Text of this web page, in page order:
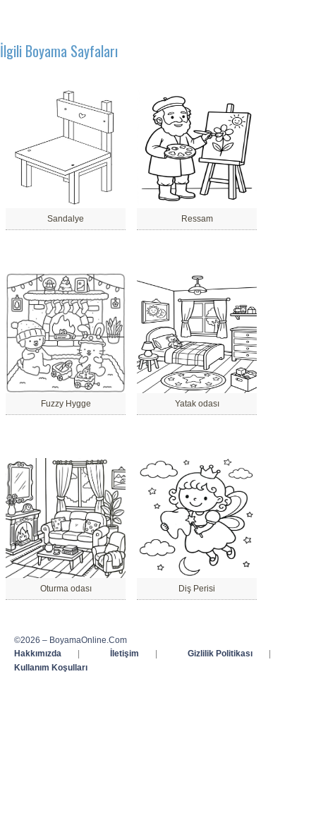
İlgili Boyama Sayfaları
Sandalye Ressam
Fuzzy Hygge Yatak odası
Oturma odası Diş Perisi
©2026 – BoyamaOnline.Com
Hakkımızda
İletişim Gizlilik Politikası
Kullanım Koşulları